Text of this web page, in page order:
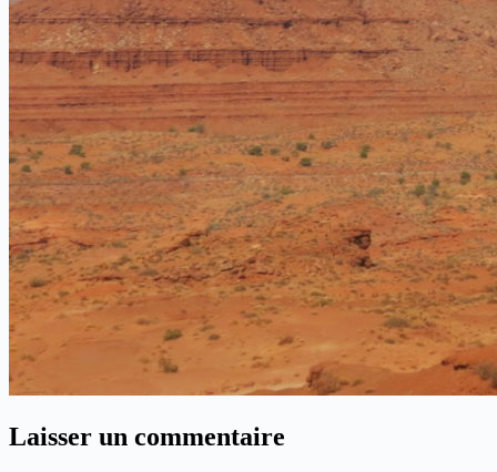
Laisser un commentaire